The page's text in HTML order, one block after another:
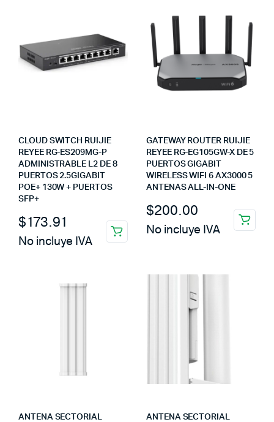
CLOUD SWITCH RUIJIE
REYEE RG-ES209MG-P
ADMINISTRABLE L2 DE 8
PUERTOS 2.5GIGABIT
POE+ 130W + PUERTOS
SFP+
$173.91
No incluye IVA
GATEWAY ROUTER RUIJIE
REYEE RG-EG105GW-X DE 5
PUERTOS GIGABIT
WIRELESS WIFI 6 AX3000 5
ANTENAS ALL-IN-ONE
$200.00
No incluye IVA
ANTENA SECTORIAL
ANTENA SECTORIAL